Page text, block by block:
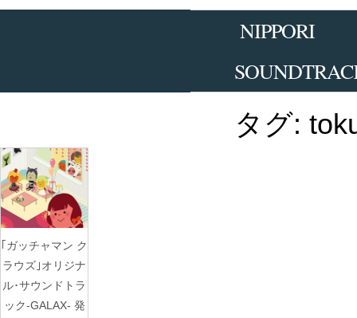
Skip
NIPPORI
タグ:
｢ガッチャマン ク
ラウズ｣オリジナ
ル･サウンドトラ
ック-GALAX- 発